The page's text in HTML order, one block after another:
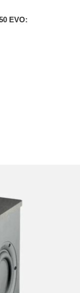
EVO: